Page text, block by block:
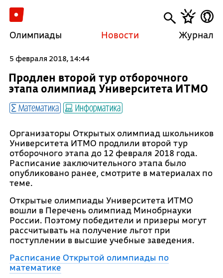
Олимпиады Новости Журнал
5 февраля 2018, 14:44
Продлен второй тур отборочного
этапа олимпиад Университета ИТМО
Математика Информатика
Организаторы Открытых олимпиад школьников
Университета ИТМО продлили второй тур
отборочного этапа до 12 февраля 2018 года.
Расписание заключительного этапа было
опубликовано ранее, смотрите в материалах по
теме.
Открытые олимпиады Университета ИТМО
вошли в Перечень олимпиад Минобрнауки
России. Поэтому победители и призеры могут
рассчитывать на получение льгот при
поступлении в высшие учебные заведения.
Расписание Открытой олимпиады по
математике